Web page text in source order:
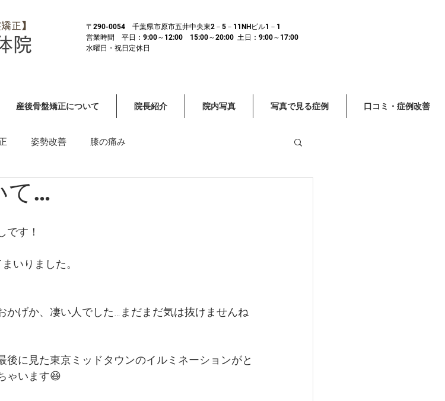
正】
院
​〒290-0054 千葉県市原市五井中央東2－5－11NHビル1－1
営業時間 平日：9:00～12:00 15:00～20:00 土日：9:00～17:00
​水曜日・祝日定休日
産後骨盤矯正について 院長紹介 院内写真 写真で見る症例 口コミ・症例改善
姿勢改善 膝の痛み
・重症
て…
です！
いりました。
かげか、凄い人でした…まだまだ気は抜けませんね
に見た東京ミッドタウンのイルミネーションがと
ゃいます😆